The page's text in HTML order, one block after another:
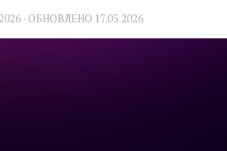
· ОБНОВЛЕНО 17.05.2026